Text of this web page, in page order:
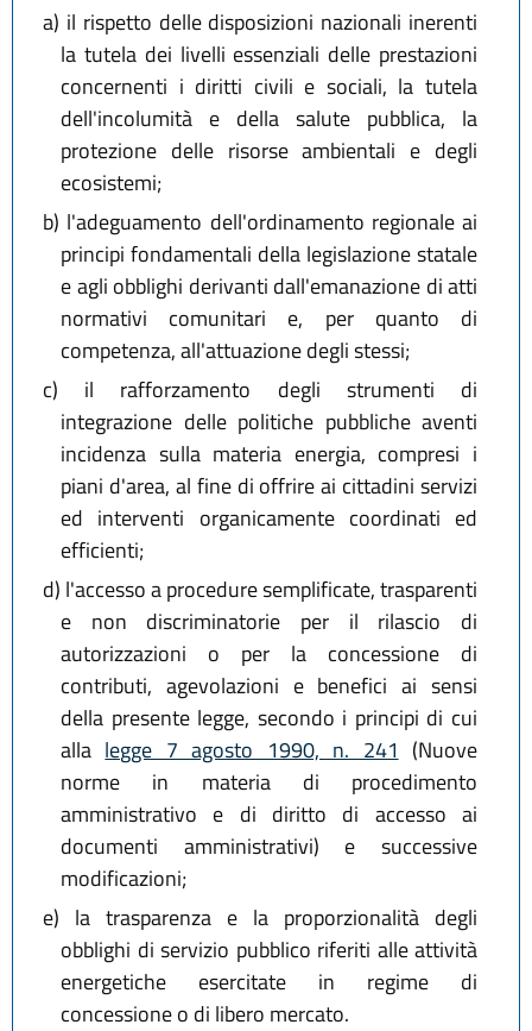
a) il rispetto delle disposizioni nazionali inerenti
la tutela dei livelli essenziali delle prestazioni
concernenti i diritti civili e sociali, la tutela
dell'incolumità e della salute pubblica, la
protezione delle risorse ambientali e degli
ecosistemi;
b) l'adeguamento dell'ordinamento regionale ai
principi fondamentali della legislazione statale
e agli obblighi derivanti dall'emanazione di atti
normativi comunitari e, per quanto di
competenza, all'attuazione degli stessi;
c) il rafforzamento degli strumenti di
integrazione delle politiche pubbliche aventi
incidenza sulla materia energia, compresi i
piani d'area, al fine di offrire ai cittadini servizi
ed interventi organicamente coordinati ed
efficienti;
d) l'accesso a procedure semplificate, trasparenti
e non discriminatorie per il rilascio di
autorizzazioni o per la concessione di
contributi, agevolazioni e benefici ai sensi
della presente legge, secondo i principi di cui
alla legge 7 agosto 1990, n. 241 (Nuove
norme in materia di procedimento
amministrativo e di diritto di accesso ai
documenti amministrativi) e successive
modificazioni;
e) la trasparenza e la proporzionalità degli
obblighi di servizio pubblico riferiti alle attività
energetiche esercitate in regime di
concessione o di libero mercato.